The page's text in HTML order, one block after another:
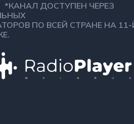
*КАНАЛ ДОСТУПЕН ЧЕРЕЗ
ПО ВСЕЙ СТРАНЕ НА 11-